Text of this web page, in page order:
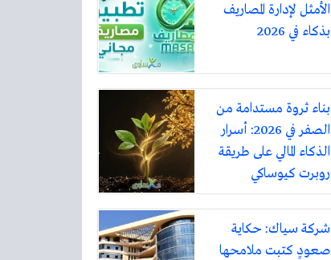
الأمثل لإدارة المصاريف
بذكاء في 2026
بناء ثروة مستدامة من
الصفر في 2026: أسرار
الذكاء المالي على طريقة
روبرت كيوساكي
شركة سياك: حكاية
صعودٍ كتبت ملامحها